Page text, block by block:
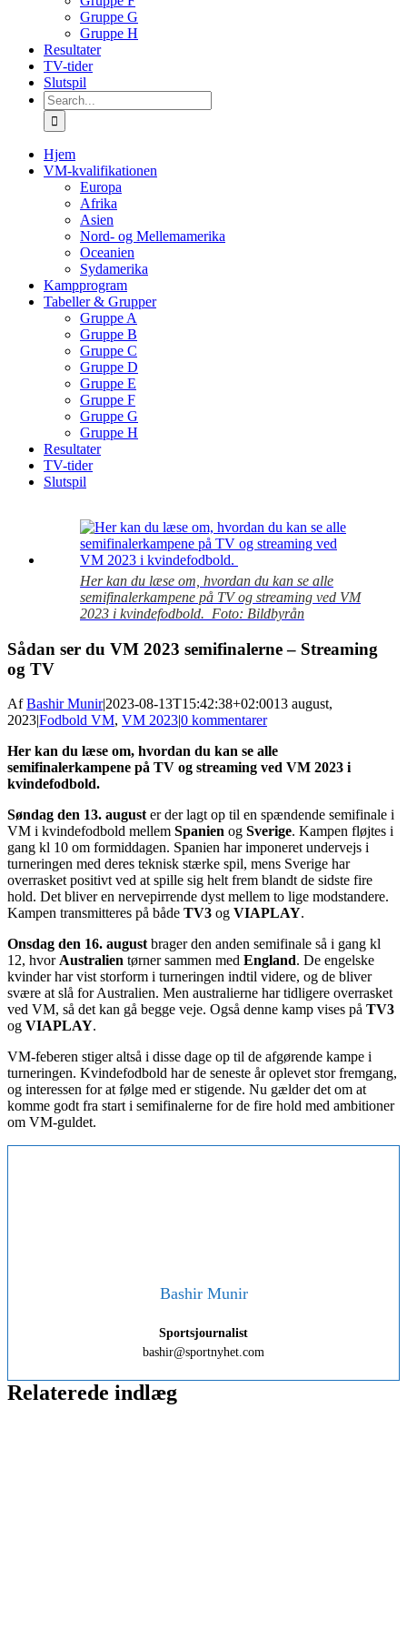
Gruppe G
Gruppe H
Resultater
TV-tider
Slutspil
Search
for:
Hjem
VM-kvalifikationen
Europa
Afrika
Asien
Nord- og Mellemamerika
Oceanien
Sydamerika
Kampprogram
Tabeller & Grupper
Gruppe A
Gruppe B
Gruppe C
Gruppe D
Gruppe E
Gruppe F
Gruppe G
Gruppe H
Resultater
TV-tider
Slutspil
Larger
Her kan du læse om, hvordan du kan se alle
semifinalerkampene på TV og streaming ved VM
2023 i kvindefodbold. Foto: Bildbyrån
Sådan ser du VM 2023 semifinalerne – Streaming
og TV
AfBashir Munir|2023-08-13T15:42:38+02:0013 august,
2023|Fodbold VM, VM 2023|0 kommentarer
Her kan du læse om, hvordan du kan se alle
semifinalerkampene på TV og streaming ved VM 2023 i
kvindefodbold.
Søndag den 13. auguster der lagt op til en spændende semifinale i
VM i kvindefodbold mellem Spanien og Sverige. Kampen fløjtes i
gang kl 10 om formiddagen. Spanien har imponeret undervejs i
turneringen med deres teknisk stærke spil, mens Sverige har
overrasket positivt ved at spille sig helt frem blandt de sidste fire
hold. Det bliver en nervepirrende dyst mellem to lige modstandere.
Kampen transmitteres på både TV3 og VIAPLAY.
Onsdag den 16. augustbrager den anden semifinale så i gang kl
12, hvorAustralien tørner sammen med England. De engelske
kvinder har vist storform i turneringen indtil videre, og de bliver
svære at slå for Australien. Men australierne har tidligere overrasket
ved VM, så det kan gå begge veje. Også denne kamp vises på TV3
og VIAPLAY.
VM-feberen stiger altså i disse dage op til de afgørende kampe i
turneringen. Kvindefodbold har de seneste år oplevet stor fremgang,
og interessen for at følge med er stigende. Nu gælder det om at
komme godt fra start i semifinalerne for de fire hold med ambitioner
om VM-guldet.
Bashir Munir
Sportsjournalist
bashir@sportnyhet.com
Relaterede indlæg